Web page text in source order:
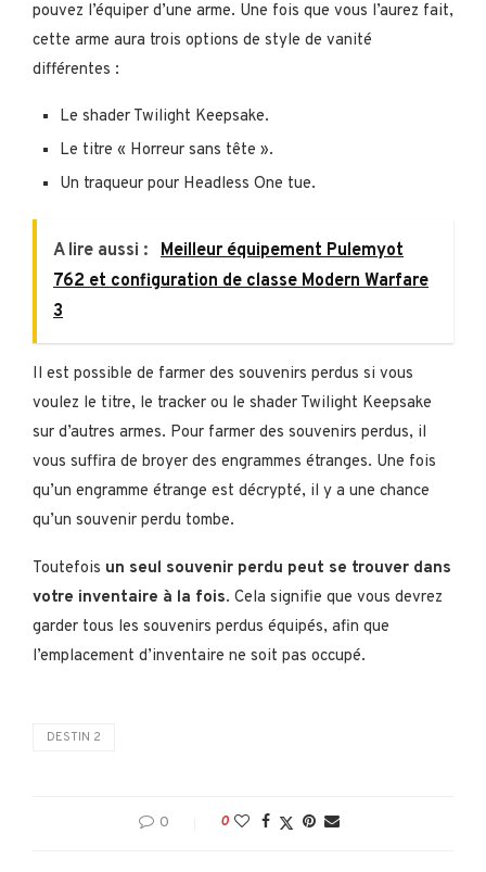
pouvez l’équiper d’une arme. Une fois que vous l’aurez fait,
cette arme aura trois options de style de vanité
différentes :
Le shader Twilight Keepsake.
Le titre « Horreur sans tête ».
Un traqueur pour Headless One tue.
A lire aussi : Meilleur équipement Pulemyot
762 et configuration de classe Modern Warfare
3
Il est possible de farmer des souvenirs perdus si vous
voulez le titre, le tracker ou le shader Twilight Keepsake
sur d’autres armes. Pour farmer des souvenirs perdus, il
vous suffira de broyer des engrammes étranges. Une fois
qu’un engramme étrange est décrypté, il y a une chance
qu’un souvenir perdu tombe.
Toutefois un seul souvenir perdu peut se trouver dans
votre inventaire à la fois. Cela signifie que vous devrez
garder tous les souvenirs perdus équipés, afin que
l’emplacement d’inventaire ne soit pas occupé.
DESTIN 2
0 0